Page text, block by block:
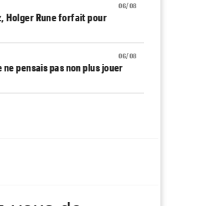
06/08
Holger Rune forfait pour
06/08
pensais pas non plus jouer
: "Une douleur au niveau du